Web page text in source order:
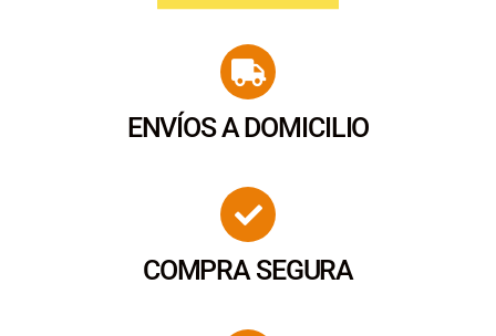
ENVÍOS A DOMICILIO
COMPRA SEGURA